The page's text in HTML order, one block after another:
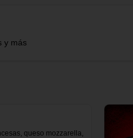
y más
queso mozzarella,